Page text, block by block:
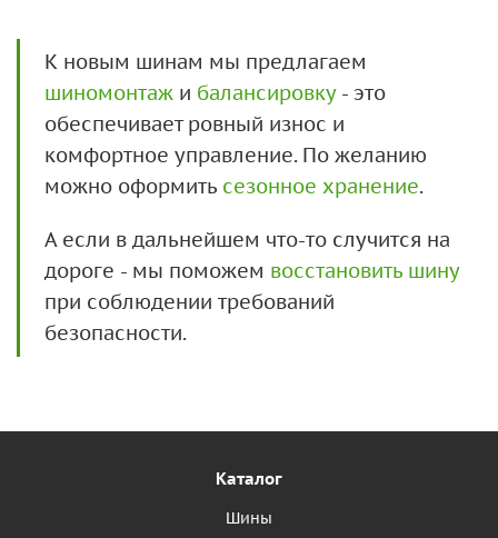
К новым шинам мы предлагаем
шиномонтаж и балансировку- это
обеспечивает ровный износ и
комфортное управление. По желанию
можно оформить сезонное хранение.
А если в дальнейшем что-то случится на
дороге - мы поможем восстановить шину
при соблюдении требований
безопасности.
Каталог
Шины